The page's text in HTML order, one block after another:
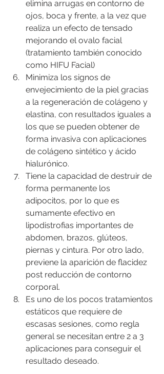
elimina arrugas en contorno de
ojos, boca y frente, a la vez que
realiza un efecto de tensado
mejorando el ovalo facial
(tratamiento también conocido
como HIFU Facial)
Minimiza los signos de
envejecimiento de la piel gracias
a la regeneración de colágeno y
elastina, con resultados iguales a
los que se pueden obtener de
forma invasiva con aplicaciones
de colágeno sintético y ácido
hialurónico.
Tiene la capacidad de destruir de
forma permanente los
adipocitos, por lo que es
sumamente efectivo en
lipodistrofias importantes de
abdomen, brazos, glúteos,
piernas y cintura. Por otro lado,
previene la aparición de flacidez
post reducción de contorno
corporal.
Es uno de los pocos tratamientos
estáticos que requiere de
escasas sesiones, como regla
general se necesitan entre 2 a 3
aplicaciones para conseguir el
resultado deseado.